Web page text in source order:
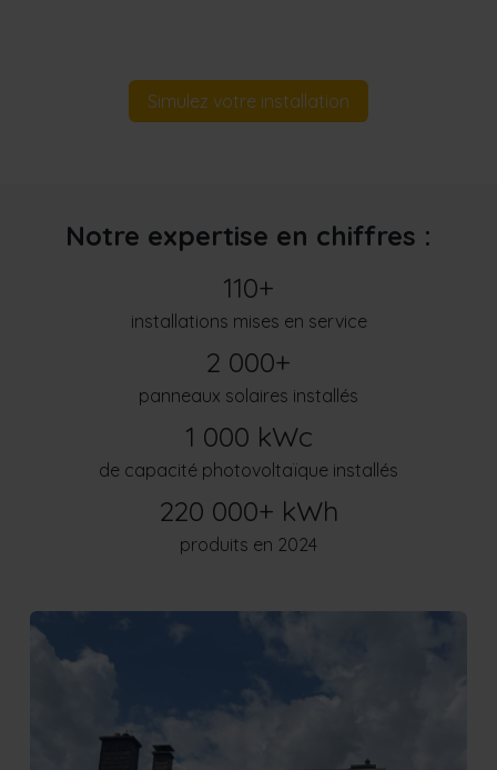
Simulez votre installation
Notre expertise en chiffres :
110+
installations mises en service
2 000+
panneaux solaires installés
1 000 kWc
de capacité photovoltaïque installés
220 000+ kWh
produits en 2024